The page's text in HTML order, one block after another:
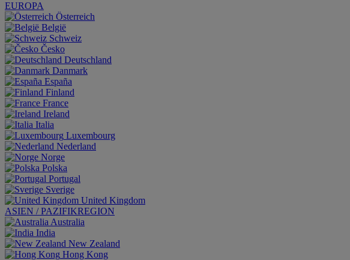
EUROPA
Österreich
België
Schweiz
Česko
Deutschland
Danmark
España
Finland
France
Ireland
Italia
Luxembourg
Nederland
Norge
Polska
Portugal
Sverige
United Kingdom
ASIEN / PAZIFIKREGION
Australia
India
New Zealand
Hong Kong